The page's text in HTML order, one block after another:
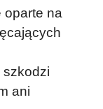
oparte na
szkodzi
ani